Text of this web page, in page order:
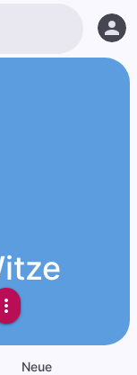
Neue